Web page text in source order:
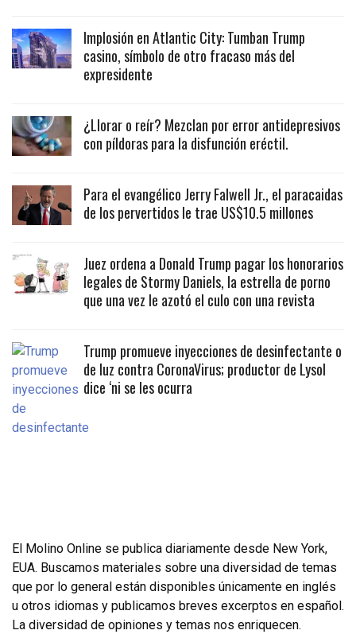
Implosión en Atlantic City: Tumban Trump
casino, símbolo de otro fracaso más del
expresidente
¿Llorar o reír? Mezclan por error antidepresivos
con píldoras para la disfunción eréctil.
Para el evangélico Jerry Falwell Jr., el paracaidas
de los pervertidos le trae US$10.5 millones
Juez ordena a Donald Trump pagar los honorarios
legales de Stormy Daniels, la estrella de porno
que una vez le azotó el culo con una revista
Trump promueve inyecciones de desinfectante o
de luz contra CoronaVirus; productor de Lysol
dice ‘ni se les ocurra
El Molino Online se publica diariamente desde New York,
EUA. Buscamos materiales sobre una diversidad de temas
que por lo general están disponibles únicamente en inglés
u otros idiomas y publicamos breves excerptos en español.
La diversidad de opiniones y temas nos enriquecen.